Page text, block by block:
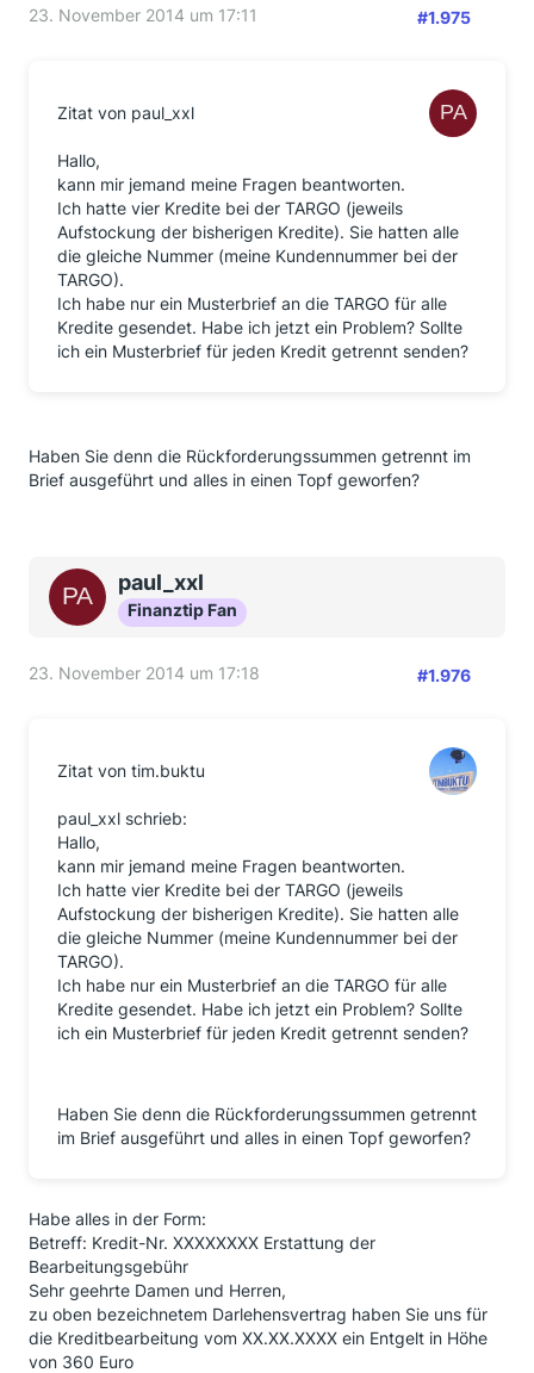
23. November 2014 um 17:11 #1.975
Zitat von paul_xxl
Hallo,
kann mir jemand meine Fragen beantworten.
Ich hatte vier Kredite bei der TARGO (jeweils
Aufstockung der bisherigen Kredite). Sie hatten alle
die gleiche Nummer (meine Kundennummer bei der
TARGO).
Ich habe nur ein Musterbrief an die TARGO für alle
Kredite gesendet. Habe ich jetzt ein Problem? Sollte
ich ein Musterbrief für jeden Kredit getrennt senden?
Haben Sie denn die Rückforderungssummen getrennt im
Brief ausgeführt und alles in einen Topf geworfen?
paul_xxl
Finanztip Fan
23. November 2014 um 17:18 #1.976
Zitat von tim.buktu
paul_xxl schrieb:
Hallo,
kann mir jemand meine Fragen beantworten.
Ich hatte vier Kredite bei der TARGO (jeweils
Aufstockung der bisherigen Kredite). Sie hatten alle
die gleiche Nummer (meine Kundennummer bei der
TARGO).
Ich habe nur ein Musterbrief an die TARGO für alle
Kredite gesendet. Habe ich jetzt ein Problem? Sollte
ich ein Musterbrief für jeden Kredit getrennt senden?
Haben Sie denn die Rückforderungssummen getrennt
im Brief ausgeführt und alles in einen Topf geworfen?
Habe alles in der Form:
Betreff: Kredit-Nr. XXXXXXXX Erstattung der
Bearbeitungsgebühr
Sehr geehrte Damen und Herren,
zu oben bezeichnetem Darlehensvertrag haben Sie uns für
die Kreditbearbeitung vom XX.XX.XXXX ein Entgelt in Höhe
von 360 Euro